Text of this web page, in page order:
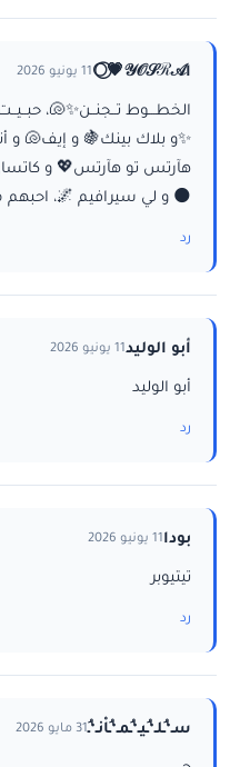
ا𝒴𝒪𝒮ℛ𝒜💗⃝🌕 11 يونيو 2026
الخطـــوط تــجنــن✨🐚،
✨و بلاك بينك🍇 و إيف🐚 و
هآرتس تو هآرتس💖 و
🌑 و لي سيرافيم 🌌،
رد
أبو الوليد11 يونيو 2026
أبو الوليد
رد
بودا11 يونيو 2026
تيتيوبر
رد
سـ‘ـُلـ‘ـُيـ‘ـُمـ‘ـُاْنـ‘ـُ31 مايو 2026